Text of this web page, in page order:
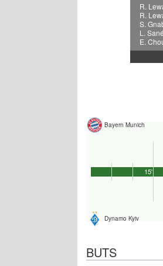
R.
R.
S.
L. Sané
E.
Bayern Munich
Dynamo Kyiv
15'
BUTS